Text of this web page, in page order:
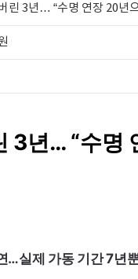
린 3년… “수명 연장 20년
3년… “수명
…실제 가동 기간 7년